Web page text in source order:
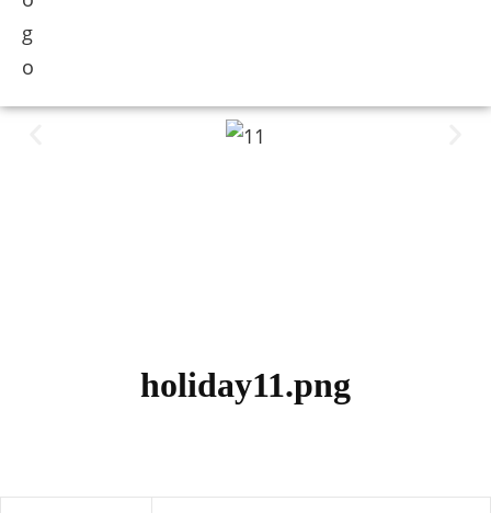
holiday11.png